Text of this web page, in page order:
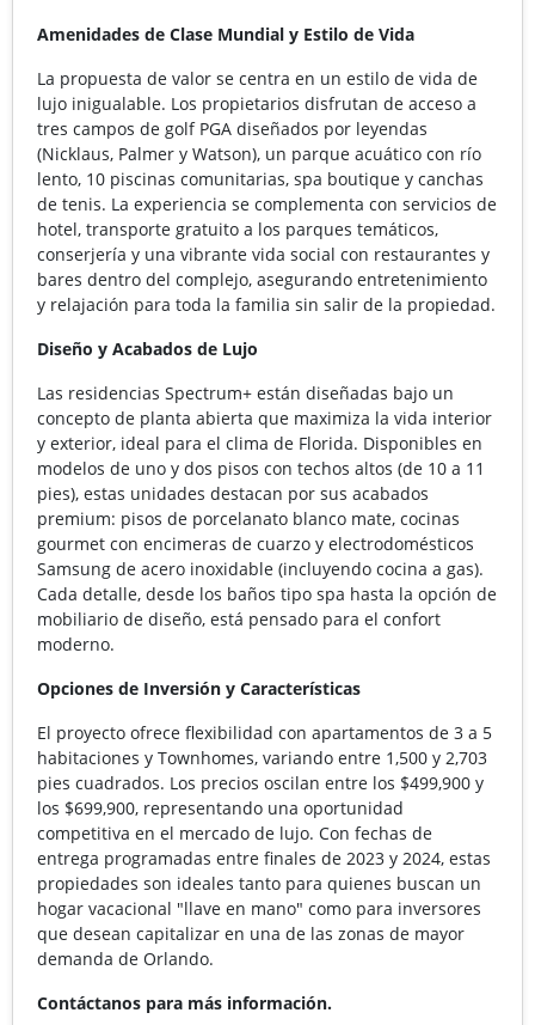
Amenidades de Clase Mundial y Estilo de Vida
La propuesta de valor se centra en un estilo de vida de
lujo inigualable. Los propietarios disfrutan de acceso a
tres campos de golf PGA diseñados por leyendas
(Nicklaus, Palmer y Watson), un parque acuático con río
lento, 10 piscinas comunitarias, spa boutique y canchas
de tenis. La experiencia se complementa con servicios de
hotel, transporte gratuito a los parques temáticos,
conserjería y una vibrante vida social con restaurantes y
bares dentro del complejo, asegurando entretenimiento
y relajación para toda la familia sin salir de la propiedad.
Diseño y Acabados de Lujo
Las residencias Spectrum+ están diseñadas bajo un
concepto de planta abierta que maximiza la vida interior
y exterior, ideal para el clima de Florida. Disponibles en
modelos de uno y dos pisos con techos altos (de 10 a 11
pies), estas unidades destacan por sus acabados
premium: pisos de porcelanato blanco mate, cocinas
gourmet con encimeras de cuarzo y electrodomésticos
Samsung de acero inoxidable (incluyendo cocina a gas).
Cada detalle, desde los baños tipo spa hasta la opción de
mobiliario de diseño, está pensado para el confort
moderno.
Opciones de Inversión y Características
El proyecto ofrece flexibilidad con apartamentos de 3 a 5
habitaciones y Townhomes, variando entre 1,500 y 2,703
pies cuadrados. Los precios oscilan entre los $499,900 y
los $699,900, representando una oportunidad
competitiva en el mercado de lujo. Con fechas de
entrega programadas entre finales de 2023 y 2024, estas
propiedades son ideales tanto para quienes buscan un
hogar vacacional "llave en mano" como para inversores
que desean capitalizar en una de las zonas de mayor
demanda de Orlando.
Contáctanos para más información.